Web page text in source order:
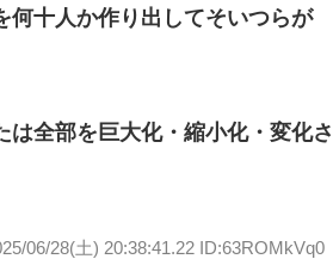
何十人か作り出してそいつらが
全部を巨大化・縮小化・変化さ
06/28(土) 20:38:41.22 ID:63ROMkVq0